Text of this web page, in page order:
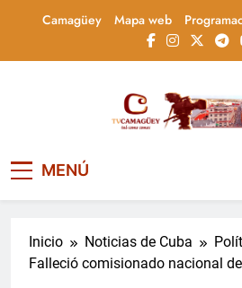
Camagüey Mapa web
Cuba
informa, educa y
la actualidad
MENÚ
Inicio Noticias de Cuba
Falleció comisionado nacional